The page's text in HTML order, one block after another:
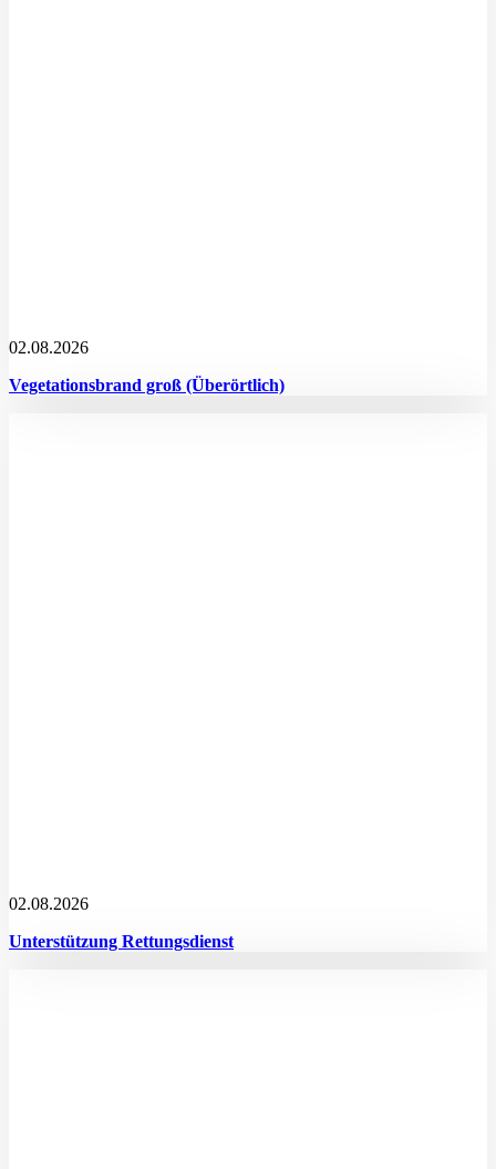
02.08.2026
Vegetationsbrand groß (Überörtlich)
02.08.2026
Unterstützung Rettungsdienst